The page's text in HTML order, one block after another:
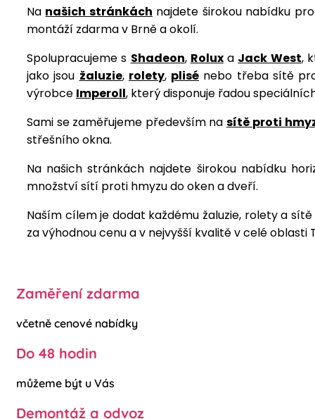
Na našich stránkách najdete širokou nabídku
montáží zdarma v Brně a okolí.
Spolupracujeme s Shadeon, Roluxa Jack West,
jako jsou žaluzie, rolety, plisé nebo třeba sítě
výrobce Imperoll, který disponuje řadou
Sami se zaměřujeme především na sítě proti
střešního okna.
Na našich stránkách najdete širokou nabídku
množství sítí proti hmyzu do oken a dveří.
Naším cílem je dodat každému žaluzie, rolety a
za výhodnou cenu a v nejvyšší kvalitě v celé oblasti
Zaměření zdarma
včetně cenové nabídky
Do 48 hodin
můžeme být u Vás
Demontáž a odvoz